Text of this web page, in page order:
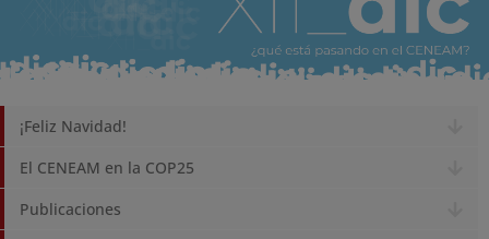
¡Feliz Navidad!
El CENEAM en la COP25
Publicaciones